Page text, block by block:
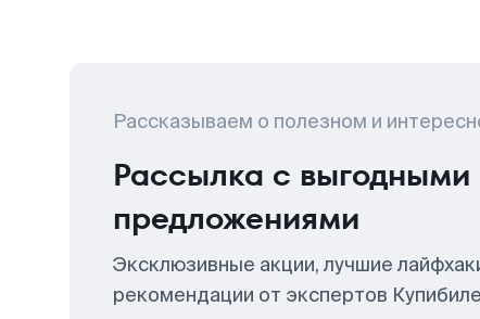
Рассказываем о полезном и
Рассылка с выгодными
предложениями
Эксклюзивные акции, лучшие
рекомендации от экспертов